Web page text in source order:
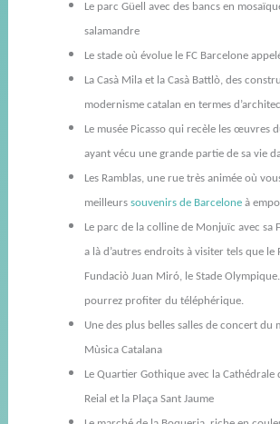
Le parc Güell avec des bancs en
salamandre
Le stade où évolue le FC Barcelone
La CasàMila et la Casà Battlò, des
modernisme catalan en termes
Le musée Picasso qui recèle les œuvres
ayant vécu une grande partie de sa vie
Les Ramblas, une rue très animée où
meilleurs souvenirs de Barceloneà
Le parc de la colline de Monjuïc avec sa
a là d’autres endroits à visiter tels que le
Fundaciò Juan Miró, le Stade Olympique.
pourrez profiter du téléphérique.
Une des plus belles salles de concert du
Mùsica Catalana
Le Quartier Gothique avec la Cathédrale
Reial et la Plaça Sant Jaume